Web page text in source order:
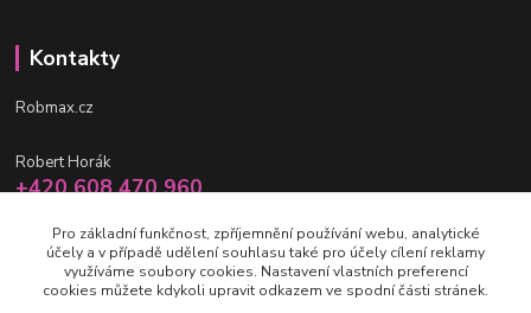
Kontakty
Robmax.cz
Robert Horák
+420 608 470 960
info@robmax.cz
Pro základní funkčnost, zpříjemnění používání webu, analytické
účely a v případě udělení souhlasu také pro účely cílení reklamy
využíváme soubory cookies. Nastavení vlastních preferencí
cookies můžete kdykoli upravit odkazem ve spodní části stránek.